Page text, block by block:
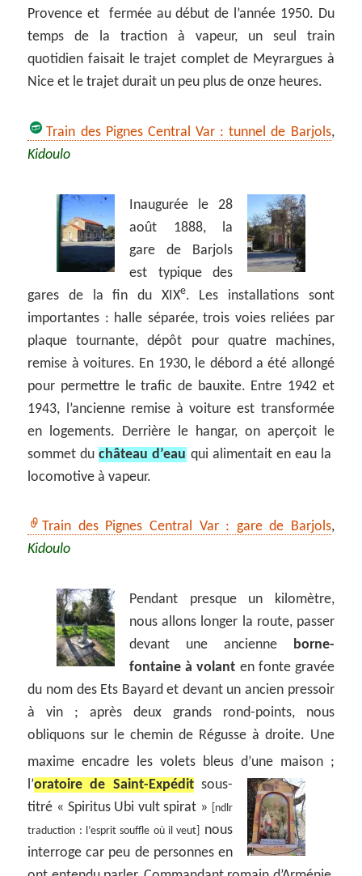
Provence et fermée au début de l’année 1950. Du
temps de la traction à vapeur, un seul train
quotidien faisait le trajet complet de Meyrargues à
Nice et le trajet durait un peu plus de onze heures.
Train des Pignes Central Var : tunnel de Barjols,
Kidoulo
Inaugurée le 28
août 1888, la
gare de Barjols
est typique des
gares de la fin du XIXe. Les installations sont
importantes : halle séparée, trois voies reliées par
plaque tournante, dépôt pour quatre machines,
remise à voitures. En 1930, le débord a été allongé
pour permettre le trafic de bauxite. Entre 1942 et
1943, l’ancienne remise à voiture est transformée
en logements. Derrière le hangar, on aperçoit le
sommet duchâteau d’eau qui alimentait en eau la
locomotive à vapeur.
Train des Pignes Central Var : gare de Barjols,
Kidoulo
Pendant presque un kilomètre,
nous allons longer la route, passer
devant une ancienne borne-
fontaine à volant en fonte gravée
du nom des Ets Bayard et devant un ancien pressoir
à vin ; après deux grands rond-points, nous
obliquons sur le chemin de Régusse à droite. Une
maxime encadre les volets bleus d’une maison ;
l’oratoire de Saint-Expéditsous-
titré « Spiritus Ubi vult spirat »
[ndlr
traduction : l’esprit souffle où il veut]
nous
interroge car peu de personnes en